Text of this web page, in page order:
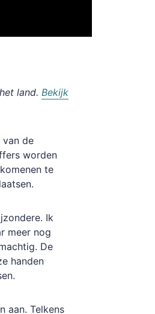
land. Bekijk
van de
worden
te
Ik
meer nog
De
handen
aan. Telkens